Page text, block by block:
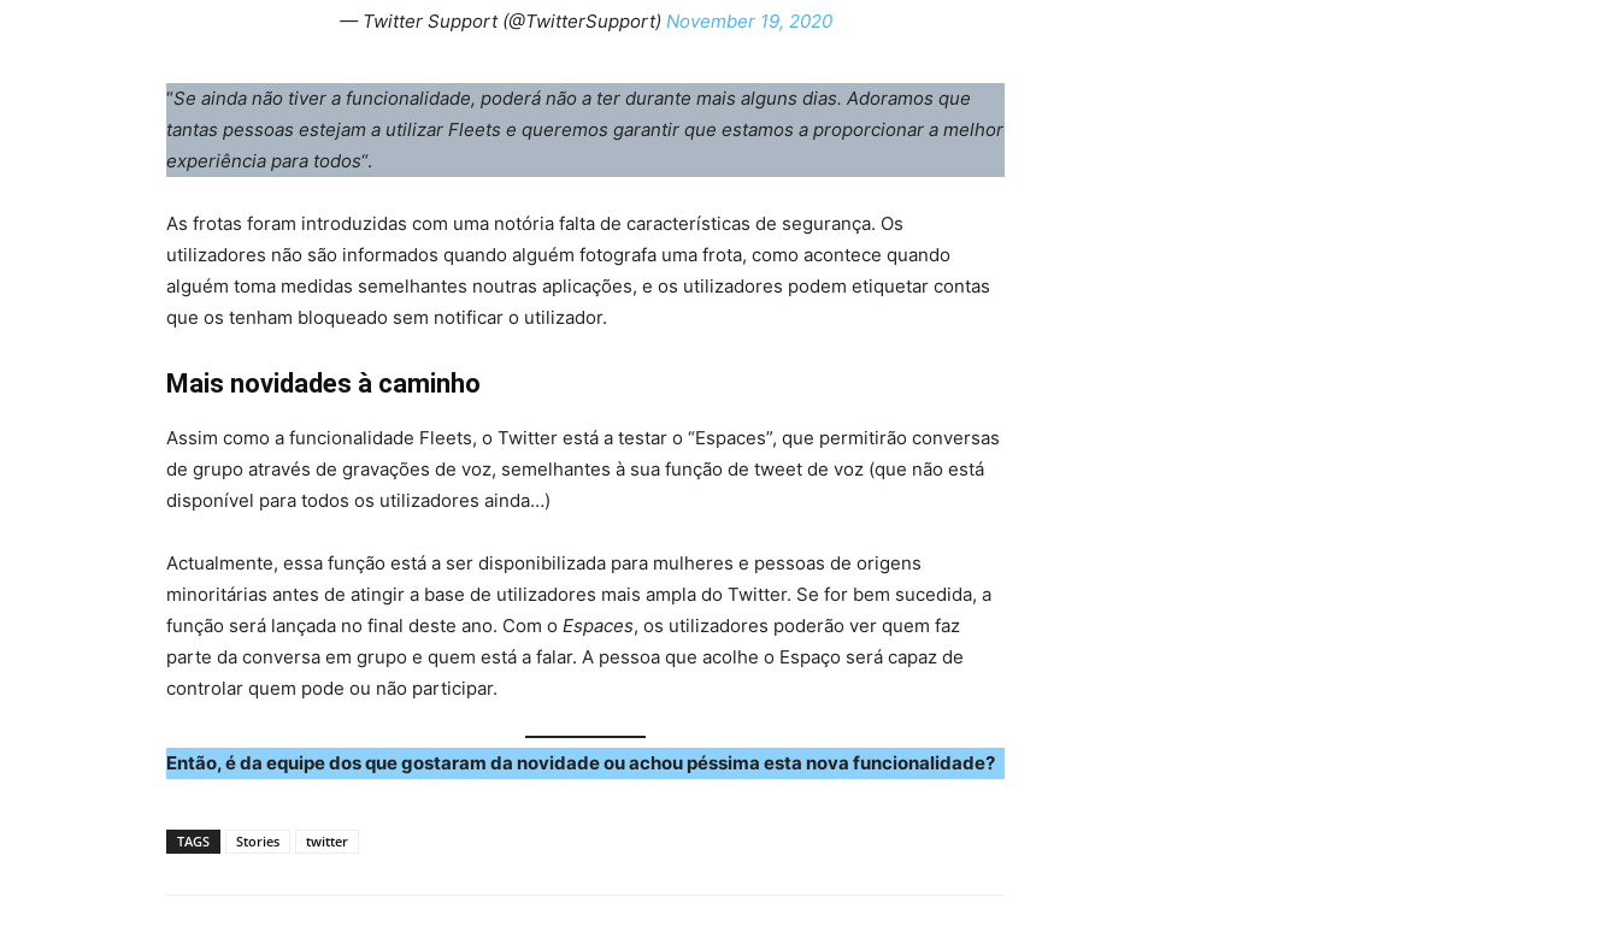
— Twitter Support (@TwitterSupport) November 19, 2020
“Se ainda não tiver a funcionalidade, poderá não a ter durante mais alguns dias. Adoramos que
tantas pessoas estejam a utilizar Fleets e queremos garantir que estamos a proporcionar a melhor
experiência para todos“.
As frotas foram introduzidas com uma notória falta de características de segurança. Os
utilizadores não são informados quando alguém fotografa uma frota, como acontece quando
alguém toma medidas semelhantes noutras aplicações, e os utilizadores podem etiquetar contas
que os tenham bloqueado sem notificar o utilizador.
Mais novidades à caminho
Assim como a funcionalidade Fleets, o Twitter está a testar o “Espaces”, que permitirão conversas
de grupo através de gravações de voz, semelhantes à sua função de tweet de voz (que não está
disponível para todos os utilizadores ainda…)
Actualmente, essa função está a ser disponibilizada para mulheres e pessoas de origens
minoritárias antes de atingir a base de utilizadores mais ampla do Twitter. Se for bem sucedida, a
função será lançada no final deste ano. Com o Espaces, os utilizadores poderão ver quem faz
parte da conversa em grupo e quem está a falar. A pessoa que acolhe o Espaço será capaz de
controlar quem pode ou não participar.
Então, é da equipe dos que gostaram da novidade ou achou péssima esta nova funcionalidade?
TAGS Stories twitter